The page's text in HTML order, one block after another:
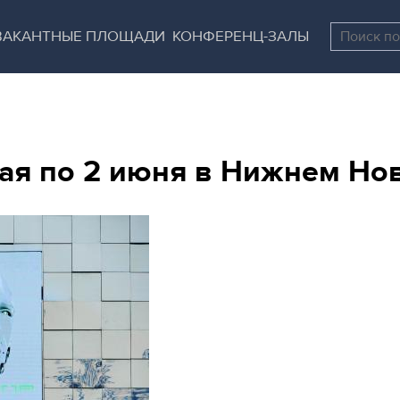
все
слайдеры
к
основному
ПЛОЩАДИ КОНФЕРЕНЦ-ЗАЛЫ
по 2 июня в Нижнем